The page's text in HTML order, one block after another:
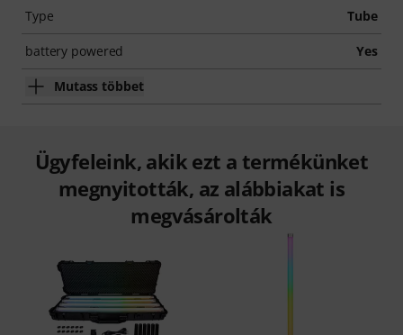
Type Tube
battery powered Yes
Mutass többet
Ügyfeleink, akik ezt a termékünket
megnyitották, az alábbiakat is
megvásárolták